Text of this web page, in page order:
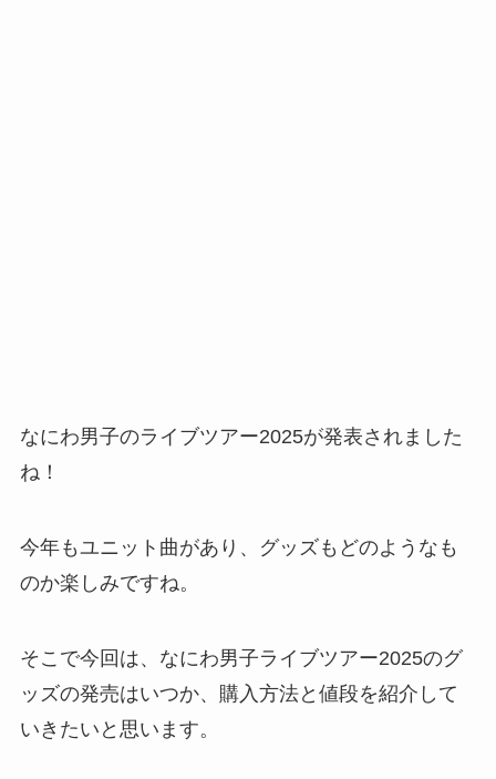
なにわ男子のライブツアー2025が発表されました
ね！
今年もユニット曲があり、グッズもどのようなも
のか楽しみですね。
そこで今回は、なにわ男子ライブツアー2025のグ
ッズの発売はいつか、購入方法と値段を紹介して
いきたいと思います。